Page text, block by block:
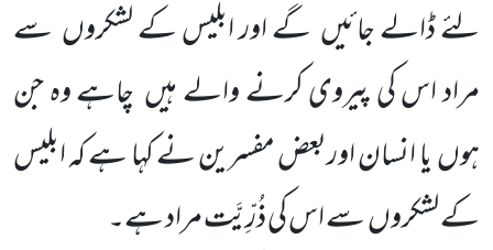
لئے ڈالے جائیں گے اور ابلیس کے لشکروں سے
مراد اس کی پیروی کرنے والے ہیں چاہے وہ جن
ہوںیا انسان اوربعض مفسرین نے کہا ہے کہ ابلیس
کے لشکروںسے اس کی ذُرِّیَّت مراد ہے۔